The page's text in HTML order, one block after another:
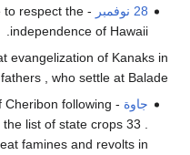
28 نوفمبر
to respect the
independence of Hawaii.
evangelization of Kanaks in
, who settle at Balade.
جاوة
Cheribon following
list of state crops 33 .
famines and revolts in